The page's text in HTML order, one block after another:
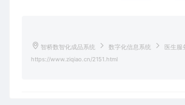
智桥数智化成品系统 数字化信息系统
医生服
https://www.ziqiao.cn/2151.html